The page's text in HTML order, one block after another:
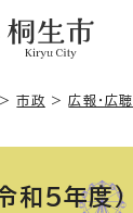
>市政 >広報・広聴
和5年度）